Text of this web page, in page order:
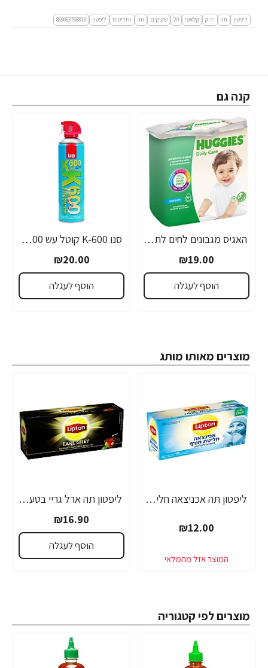
ליפטון תה ירוק קלאסי 20 שקיקים תה וחליטות ליפטון 869063768819
קנה גם
האגיס מגבונים לחים לתינוק ללא בישום מארז רביעייה HUGGIES
₪19.00
הוסף לעגלה
סנו K-600 קוטל עש 500 מ"ל
₪20.00
הוסף לעגלה
מוצרים מאותו מותג
ליפטון תה אכניצאה חליטת חורף ללא קפאין 20 שקיקים
₪12.00
ליפטון תה ארל גריי בטעם ברגמוט 25 שקיקים
₪16.90
הוסף לעגלה
מוצרים לפי קטגוריה